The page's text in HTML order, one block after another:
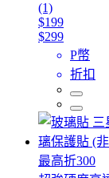
(1)
$199
$299
P幣
折扣
最高折300